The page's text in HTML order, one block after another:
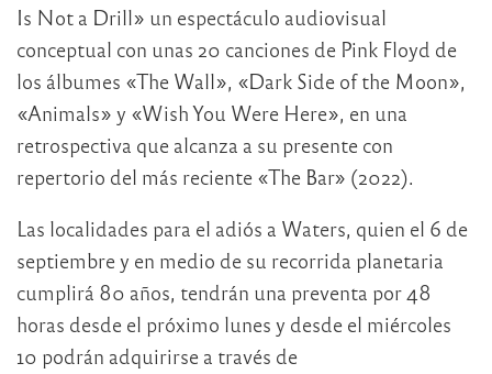
Is Not a Drill» un espectáculo audiovisual
conceptual con unas 20 canciones de Pink Floyd de
los álbumes «The Wall», «Dark Side of the Moon»,
«Animals» y «Wish You Were Here», en una
retrospectiva que alcanza a su presente con
repertorio del más reciente «The Bar» (2022).
Las localidades para el adiós a Waters, quien el 6 de
septiembre y en medio de su recorrida planetaria
cumplirá 80 años, tendrán una preventa por 48
horas desde el próximo lunes y desde el miércoles
10 podrán adquirirse a través de